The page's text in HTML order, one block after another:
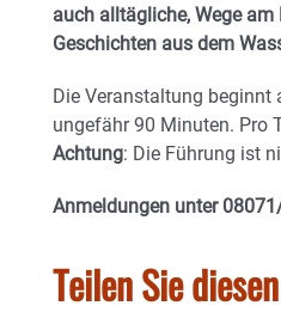
auch alltägliche, Wege
Geschichten aus dem
Die Veranstaltung beginnt
ungefähr 90 Minuten. Pro
Achtung: Die Führung ist
Anmeldungen unter
Teilen Sie